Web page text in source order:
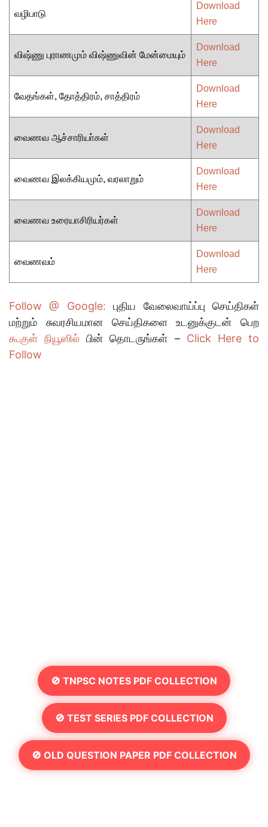
வழிபாடு
Download
Here
விஷ்ணு புராணமும் விஷ்ணுவின் மேன்மையும்
Download
Here
வேதங்கள், தோத்திரம், சாத்திரம்
Download
Here
வைணவ ஆச்சாரியா்கள்
Download
Here
வைணவ இலக்கியமும், வரலாறும்
Download
Here
வைணவ உரையாசிரியர்கள்
Download
Here
வைணவம்
Download
Here
Follow @ Google:புதிய வேலைவாய்ப்பு செய்திகள்
மற்றும் சுவரசியமான செய்திகளை உடனுக்குடன் பெற
கூகுள் நியூஸில் பின் தொடருங்கள் – Click Here to
Follow
🚫 TNPSC NOTES PDF COLLECTION
🚫 TEST SERIES PDF COLLECTION
🚫 OLD QUESTION PAPER PDF COLLECTION